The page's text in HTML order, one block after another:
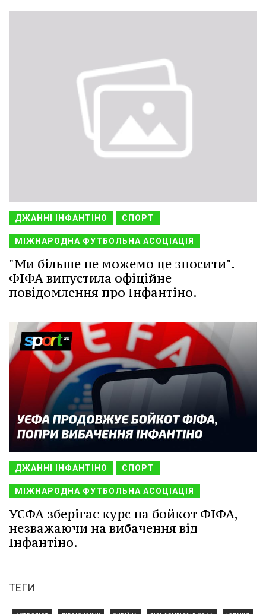
ДЖАННІ ІНФАНТІНО СПОРТ
МІЖНАРОДНА ФУТБОЛЬНА АСОЦІАЦІЯ
"Ми більше не можемо це зносити".
ФІФА випустила офіційне
повідомлення про Інфантіно.
ДЖАННІ ІНФАНТІНО СПОРТ
МІЖНАРОДНА ФУТБОЛЬНА АСОЦІАЦІЯ
УЄФА зберігає курс на бойкот ФІФА,
незважаючи на вибачення від
Інфантіно.
ТЕГИ